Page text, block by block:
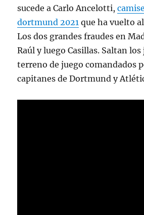
sucede a Carlo Ancelotti,
dortmund 2021 que ha vuelto
Los dos grandes fraudes en
Raúl y luego Casillas. Saltan
terreno de juego comandados
capitanes de Dortmund y